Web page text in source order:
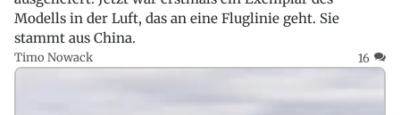
Modells in der Luft, das an eine Fluglinie geht. Sie
stammt aus China.
Timo Nowack 16